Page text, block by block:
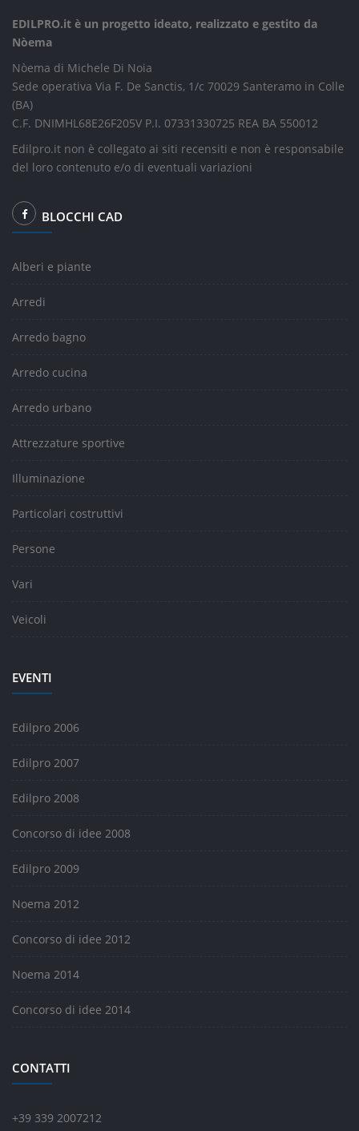
EDILPRO.it è un progetto ideato, realizzato e gestito da
Nòema
Nòema di Michele Di Noia
Sede operativa Via F. De Sanctis, 1/c 70029 Santeramo in Colle
(BA)
C.F. DNIMHL68E26F205V P.I. 07331330725 REA BA 550012
Edilpro.it non è collegato ai siti recensiti e non è responsabile
del loro contenuto e/o di eventuali variazioni
BLOCCHI CAD
Alberi e piante
Arredi
Arredo bagno
Arredo cucina
Arredo urbano
Attrezzature sportive
Illuminazione
Particolari costruttivi
Persone
Vari
Veicoli
EVENTI
Edilpro 2006
Edilpro 2007
Edilpro 2008
Concorso di idee 2008
Edilpro 2009
Noema 2012
Concorso di idee 2012
Noema 2014
Concorso di idee 2014
CONTATTI
+39 339 2007212